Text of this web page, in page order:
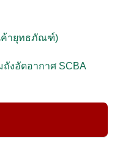
ค้ายุทธภัณฑ์)
งอัดอากาศ SCBA